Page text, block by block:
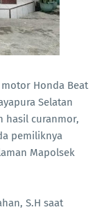
Honda Beat
Selatan
hasil curanmor,
pemiliknya
Mapolsek
S.H saat